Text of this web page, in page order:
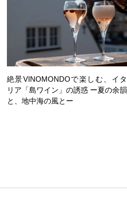
絶景VINOMONDOで楽しむ、イタ
リア「島ワイン」の誘惑 ー夏の余韻
と、地中海の風とー